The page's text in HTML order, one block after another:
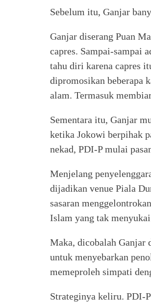
Sebelum itu, Ganjar
Ganjar diserang Puan
capres. Sampai-sampai
tahu diri karena capres
dipromosikan beberapa
alam. Termasuk
Sementara itu, Ganjar
ketika Jokowi berpihak
nekad, PDI-P mulai
Menjelang
dijadikan venue Piala
sasaran
Islam yang tak
Maka, dicobalah Ganjar
untuk menyebarkan
memeproleh simpati
Strateginya keliru. PDI-